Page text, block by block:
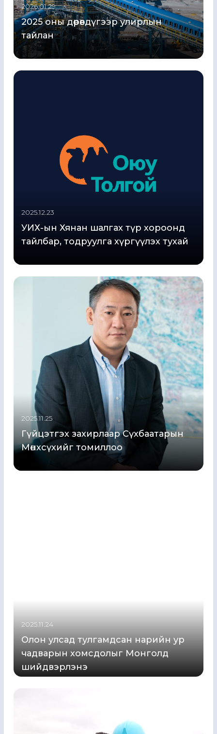
2026.01.29
2025 оны дөрөвдүгээр улирлын
тайлан
2025.12.23
УИХ-ын Хянан шалгах түр хороонд
тайлбар, тодруулга хүргүүлэх тухай
2025.11.25
Гүйцэтгэх захирлаар Сүхбаатарын
Мөнхсүхийг томиллоо
2025.11.24
Олон улсад тулгамдсан нарийн ур
чадварын хомсдолыг Монголд
шийдвэрлэнэ